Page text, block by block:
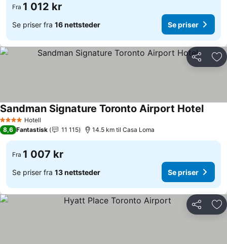
Fra 1 012 kr
Se priser fra 16 nettsteder Se priser
Del
4 StjernerHotell
Sandman Signature Toronto Airport Hotel
8,6 Fantastisk 11 115 14.5 km til Casa Loma
Fra 1 007 kr
Se priser fra 13 nettsteder Se priser
Del